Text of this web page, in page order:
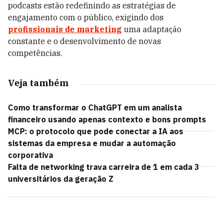
podcasts estão redefinindo as estratégias de
engajamento com o público, exigindo dos
profissionais de marketing uma adaptação
constante e o desenvolvimento de novas
competências.
Veja também
Como transformar o ChatGPT em um analista
financeiro usando apenas contexto e bons prompts
MCP: o protocolo que pode conectar a IA aos
sistemas da empresa e mudar a automação
corporativa
Falta de networking trava carreira de 1 em cada 3
universitários da geração Z